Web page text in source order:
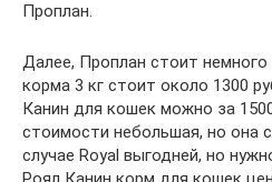
Проплан.
Далее, Проплан стоит немного
корма 3 кг стоит около 1300
Канин для кошек можно за
стоимости небольшая, но она
случае Royal выгодней, но